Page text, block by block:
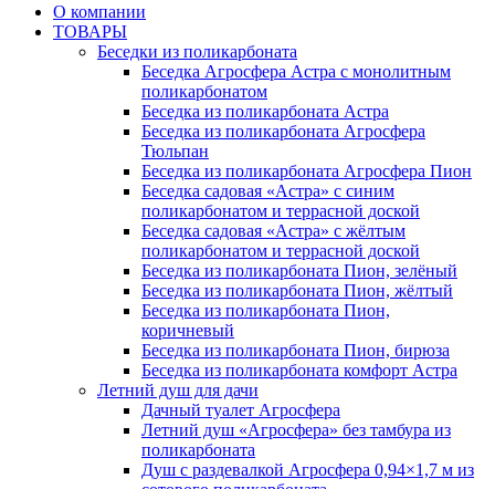
О компании
ТОВАРЫ
Беседки из поликарбоната
Беседка Агросфера Астра с монолитным
поликарбонатом
Беседка из поликарбоната Астра
Беседка из поликарбоната Агросфера
Тюльпан
Беседка из поликарбоната Агросфера Пион
Беседка садовая «Астра» с синим
поликарбонатом и террасной доской
Беседка садовая «Астра» с жёлтым
поликарбонатом и террасной доской
Беседка из поликарбоната Пион, зелёный
Беседка из поликарбоната Пион, жёлтый
Беседка из поликарбоната Пион,
коричневый
Беседка из поликарбоната Пион, бирюза
Беседка из поликарбоната комфорт Астра
Летний душ для дачи
Дачный туалет Агросфера
Летний душ «Агросфера» без тамбура из
поликарбоната
Душ с раздевалкой Агросфера 0,94×1,7 м из